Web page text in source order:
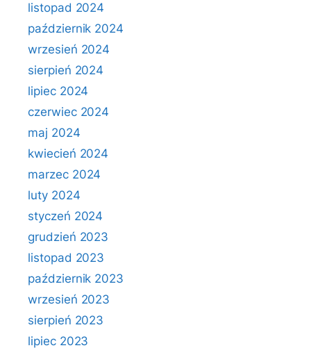
listopad 2024
październik 2024
wrzesień 2024
sierpień 2024
lipiec 2024
czerwiec 2024
maj 2024
kwiecień 2024
marzec 2024
luty 2024
styczeń 2024
grudzień 2023
listopad 2023
październik 2023
wrzesień 2023
sierpień 2023
lipiec 2023